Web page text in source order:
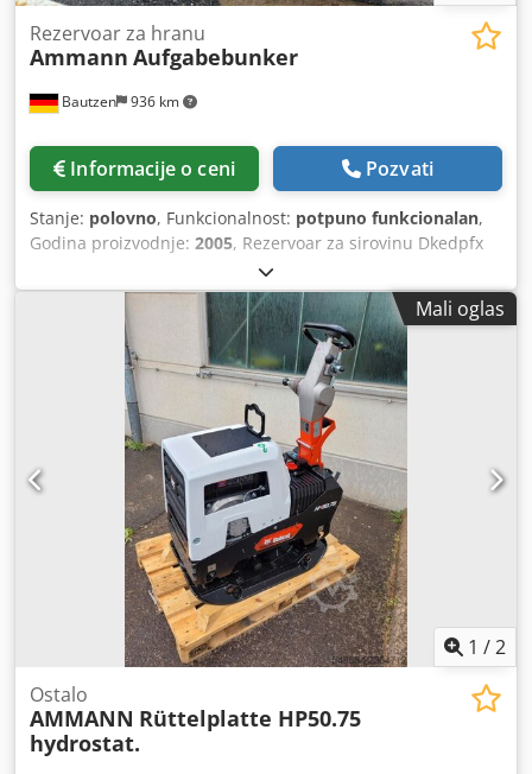
Bautzen 936 km
Rezervoar za hranu
Ammann Aufgabebunker
Informacije o ceni Pozvati
Stanje: polovno, Funkcionalnost: potpuno funkcionalan,
Godina proizvodnje: 2005, Rezervoar za sirovinu Dkedpfx
Acjzq Szrsler Rešetkasta podnica Transportni transporter
Transportna traka dužine 12 m sa kaišem širine 650 mm
Mali oglas
1 /2
Ostalo
AMMANN Rüttelplatte HP50.75
hydrostat.